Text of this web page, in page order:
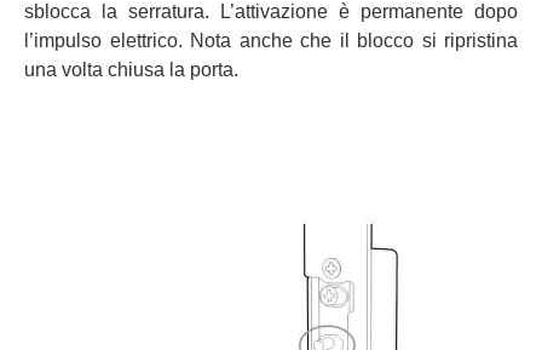
sblocca la serratura. L’attivazione è permanente dopo
l’impulso elettrico. Nota anche che il blocco si ripristina
una volta chiusa la porta.